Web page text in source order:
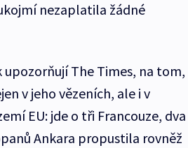
nezaplatila žádné
The Times, na tom,
v jeho vězeních, ale i v
EU: jde o tři Francouze, dva
Ankara propustila rovněž